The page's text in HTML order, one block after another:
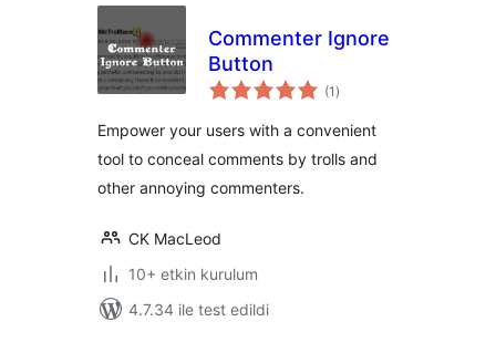
Commenter Ignore
Button
(1 toplam
puan
)
Empower your users with a convenient
tool to conceal comments by trolls and
other annoying commenters.
CK MacLeod
10+ etkin kurulum
4.7.34 ile test edildi